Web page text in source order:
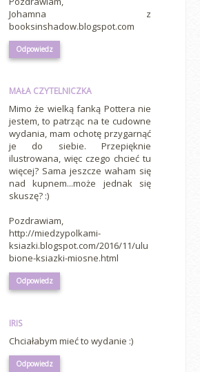
Johamna z
booksinshadow.blogspot.com
Odpowiedz
MAŁA CZYTELNICZKA
Mimo że wielką fanką Pottera nie
jestem, to patrząc na te cudowne
wydania, mam ochotę przygarnąć
je do siebie. Przepięknie
ilustrowana, więc czego chcieć tu
więcej? Sama jeszcze waham się
nad kupnem...może jednak się
skuszę? :)
Pozdrawiam,
http://miedzypolkami-
ksiazki.blogspot.com/2016/11/ulu
bione-ksiazki-miosne.html
Odpowiedz
IRIS
Chciałabym mieć to wydanie :)
Odpowiedz